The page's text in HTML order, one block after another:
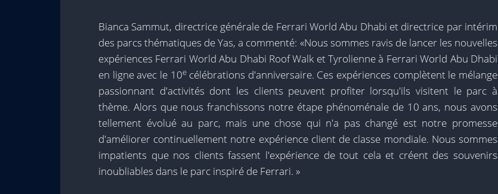
Bianca Sammut, directrice générale de Ferrari World Abu Dhabi et directrice par intérim
des parcs thématiques de Yas, a commenté: «Nous sommes ravis de lancer les nouvelles
expériences Ferrari World Abu Dhabi Roof Walk et Tyrolienne à Ferrari World Abu Dhabi
en ligne avec le 10ecélébrations d'anniversaire. Ces expériences complètent le mélange
passionnant d'activités dont les clients peuvent profiter lorsqu'ils visitent le parc à
thème. Alors que nous franchissons notre étape phénoménale de 10 ans, nous avons
tellement évolué au parc, mais une chose qui n'a pas changé est notre promesse
d'améliorer continuellement notre expérience client de classe mondiale. Nous sommes
impatients que nos clients fassent l'expérience de tout cela et créent des souvenirs
inoubliables dans le parc inspiré de Ferrari. »